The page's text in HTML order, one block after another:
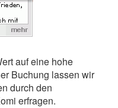
auf eine hohe
Buchung lassen wir
durch den
erfragen.